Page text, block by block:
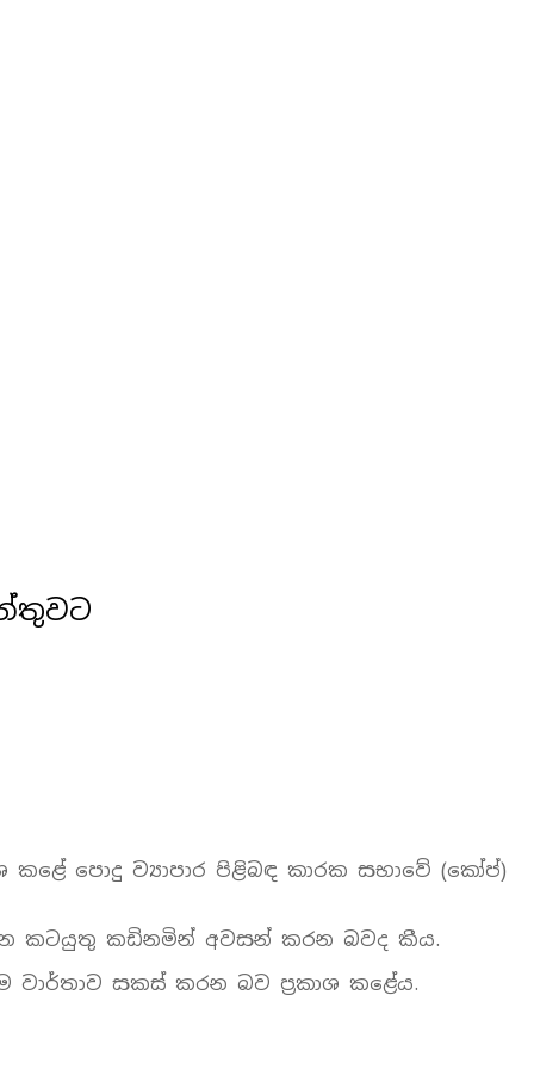
පොදු ව්‍යාපාර පිළිබඳ කාරක සභාවේ (කෝප්)
කටයුතු කඩිනමින් අවසන් කරන බවද කීය.
වාර්තාව සකස්‌ කරන බව ප්‍රකාශ කළේය.